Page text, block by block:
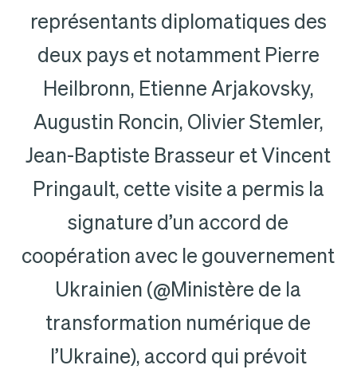
représentants diplomatiques des
deux pays et notamment Pierre
Heilbronn, Etienne Arjakovsky,
Augustin Roncin, Olivier Stemler,
Jean-Baptiste Brasseur et Vincent
Pringault, cette visite a permis la
signature d’un accord de
coopération avec le gouvernement
Ukrainien (@Ministère de la
transformation numérique de
l’Ukraine), accord qui prévoit